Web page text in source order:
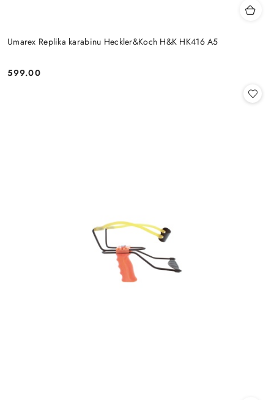
Umarex Replika karabinu Heckler&Koch H&K HK416 A5
Cena:
599.00